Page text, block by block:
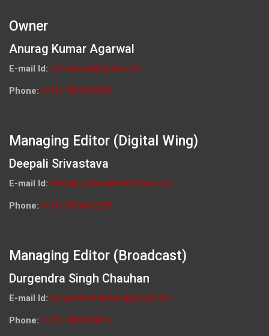
Owner
Anurag Kumar Agarwal
E-mail Id: ceo.knews@gmail.com
Phone: (+91) 7800009900
Managing Editor (Digital Wing)
Deepali Srivastava
E-mail Id: deepali_media@rediffmail.com
Phone: (+91) 9026692259
Managing Editor (Broadcast)
Durgendra Singh Chauhan
E-mail Id: durgendrachauhan@gmail.com
Phone: (+91) 7800009813